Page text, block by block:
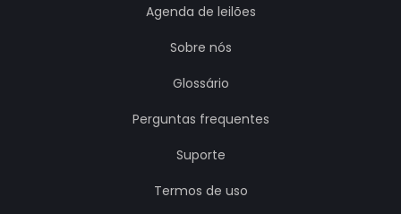
Agenda de leilões
Sobre nós
Glossário
Perguntas frequentes
Suporte
Termos de uso